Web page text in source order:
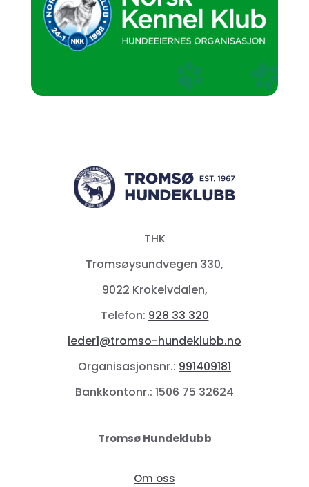
THK
Tromsøysundvegen 330,
9022 Krokelvdalen,
Telefon: 928 33 320
leder1@tromso-hundeklubb.no
Organisasjonsnr.: 991409181
Bankkontonr.: 1506 75 32624
Tromsø Hundeklubb
Om oss